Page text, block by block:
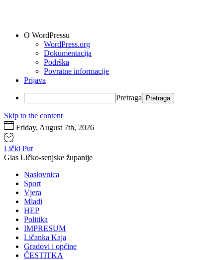
O WordPressu
WordPress.org
Dokumentacija
Podrška
Povratne informacije
Prijava
Pretraga
Skip to the content
Friday, August 7th, 2026
Lički Put
Glas Ličko-senjske županije
Naslovnica
Sport
Vjera
Mladi
HEP
Politika
IMPRESUM
Ličanka Kaja
Gradovi i općine
ČESTITKA